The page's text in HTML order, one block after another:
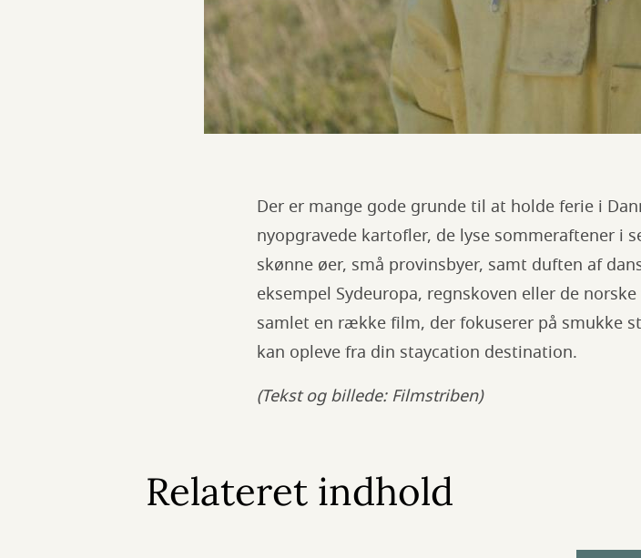
Der er mange gode grunde til at holde ferie i
nyopgravede kartofler, de lyse sommeraftener i
skønne øer, små provinsbyer, samt duften af
eksempel Sydeuropa, regnskoven eller de
samlet en række film, der fokuserer på smukke
kan opleve fra din staycation destination.
(Tekst og billede: Filmstriben)
Relateret indhold